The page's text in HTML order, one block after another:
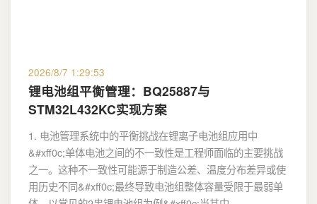
2026/8/7 1:29:53
锂电池组平衡管理：BQ25887与
STM32L432KC实现方案
1. 电池管理系统中的平衡挑战在锂离子电池组应用中
&#xff0c;单体电池之间的不一致性是工程师面临的主要挑战
之一。这种不一致性可能源于制造公差、温度分布差异或使
用历史不同&#xff0c;最终导致电池组整体容量受限于最弱单